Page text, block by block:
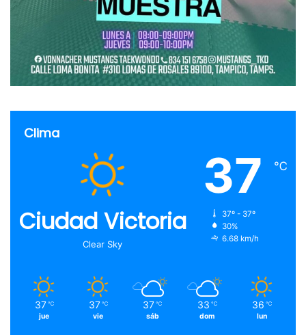
Clima
Ciudad Victoria
Clear Sky
37 ℃
37º - 37º
30%
6.68 km/h
37 ℃
jue
37 ℃
vie
37 ℃
sáb
33 ℃
dom
36 ℃
lun